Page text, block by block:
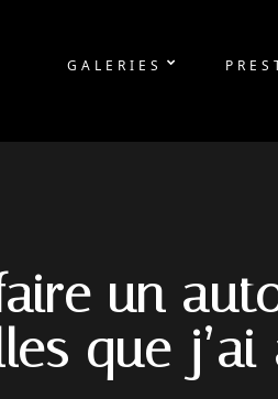
GALERIES
un
que